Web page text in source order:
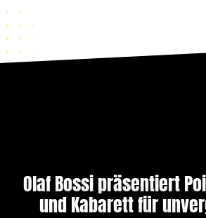
Olaf Bossi präsentiert
und Kabarett für